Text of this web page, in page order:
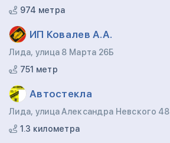
974 метра
ИП Ковалев А.А.
Лида, улица 8 Марта 26Б
751 метр
Автостекла
Лида, улица Александра Невского 48
1.3 километра